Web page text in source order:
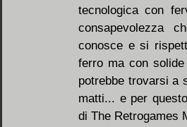
tecnologica con
consapevolezza
conosce e si
ferro ma con
potrebbe trovarsi a
matti... e per
di The Retrogames